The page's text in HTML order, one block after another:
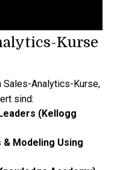
Kurse
Analytics-Kurse,
sind:
(Kellogg
& Modeling Using